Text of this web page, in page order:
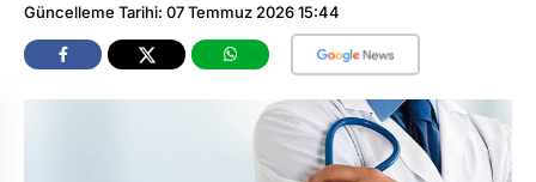
Güncelleme Tarihi: 07 Temmuz 2026 15:44